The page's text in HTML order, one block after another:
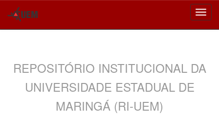
REPOSITÓRIO INSTITUCIONAL DA
UNIVERSIDADE ESTADUAL DE
MARINGÁ (RI-UEM)